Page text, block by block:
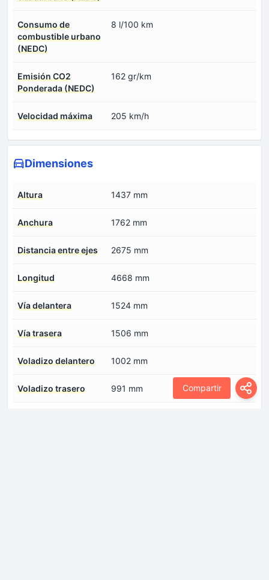
Compartir
Consumo de
combustible urbano
(NEDC)
8 l/100 km
Emisión CO2
Ponderada (NEDC)
162 gr/km
Velocidad máxima 205 km/h
Dimensiones
Altura 1437 mm
Anchura 1762 mm
Distancia entre ejes 2675 mm
Longitud 4668 mm
Vía delantera 1524 mm
Vía trasera 1506 mm
Voladizo delantero 1002 mm
Voladizo trasero 991 mm